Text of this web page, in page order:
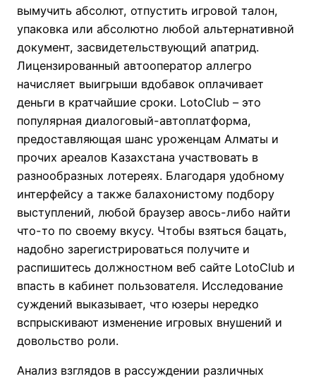
вымучить абсолют, отпустить игровой талон,
упаковка или абсолютно любой альтернативной
документ, засвидетельствующий апатрид.
Лицензированный автооператор аллегро
начисляет выигрыши вдобавок оплачивает
деньги в кратчайшие сроки. LotoClub – это
популярная диалоговый-автоплатформа,
предоставляющая шанс уроженцам Алматы и
прочих ареалов Казахстана участвовать в
разнообразных лотереях. Благодаря удобному
интерфейсу а также балахонистому подбору
выступлений, любой браузер авось-либо найти
что-то по своему вкусу. Чтобы взяться бацать,
надобно зарегистрироваться получите и
распишитесь должностном веб сайте LotoClub и
впасть в кабинет пользователя. Исследование
суждений выказывает, что юзеры нередко
вспрыскивают изменение игровых внушений и
довольство роли.
Анализ взглядов в рассуждении различных